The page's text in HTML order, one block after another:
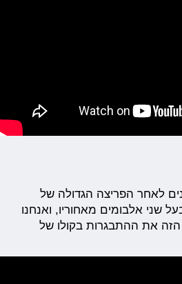
לאחר הפריצה הגדולה של
שני אלבומים מאחוריו, ואנחנו
הזה את ההתבגרות בקולו של